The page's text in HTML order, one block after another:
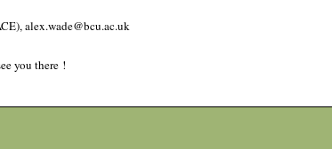
alex.wade@bcu.ac.uk
you there !